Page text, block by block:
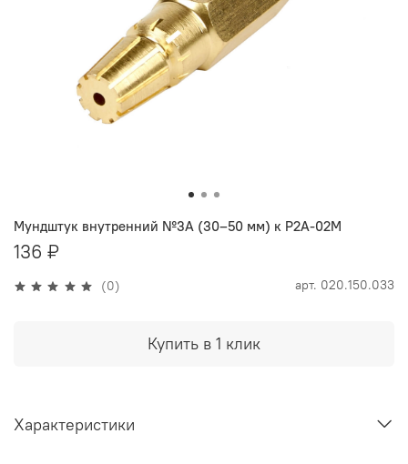
(0) арт. 020.150.033
Мундштук внутренний №3А (30–50 мм) к Р2А-02М
136 ₽
Купить в 1 клик
Характеристики